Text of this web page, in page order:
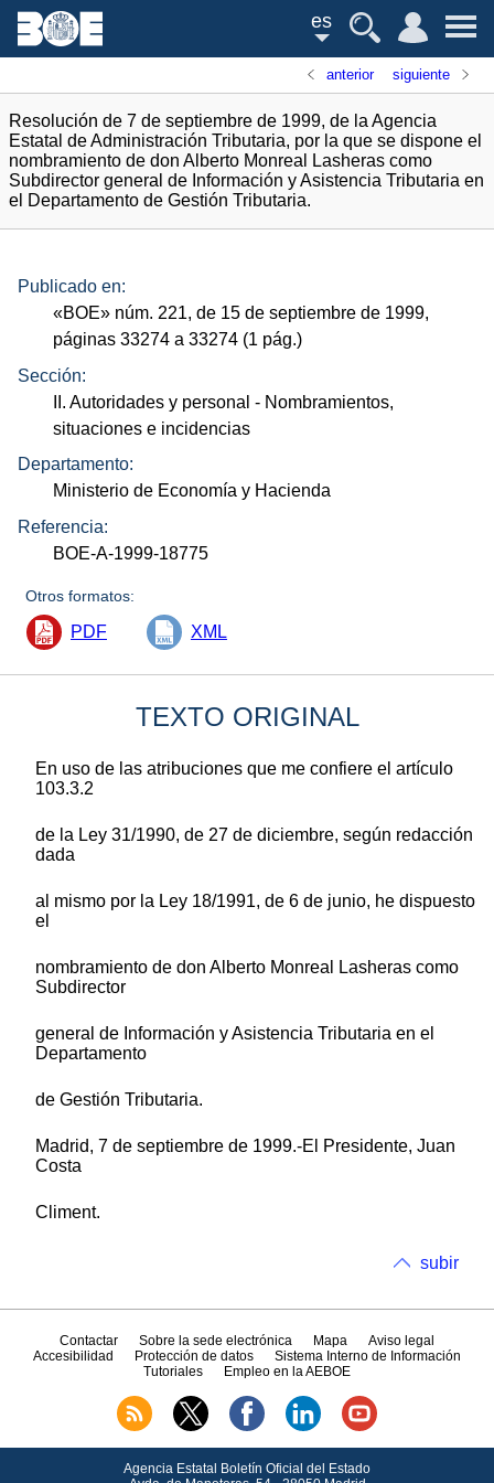
es
anterior siguiente
Resolución de 7 de septiembre de 1999, de la Agencia
Estatal de Administración Tributaria, por la que se dispone el
nombramiento de don Alberto Monreal Lasheras como
Subdirector general de Información y Asistencia Tributaria en
el Departamento de Gestión Tributaria.
Publicado en:
«BOE» núm. 221, de 15 de septiembre de 1999,
páginas 33274 a 33274 (1 pág.)
Sección:
II. Autoridades y personal - Nombramientos,
situaciones e incidencias
Departamento:
Ministerio de Economía y Hacienda
Referencia:
BOE-A-1999-18775
Otros formatos:
PDF XML
TEXTO ORIGINAL
En uso de las atribuciones que me confiere el artículo
103.3.2
de la Ley 31/1990, de 27 de diciembre, según redacción
dada
al mismo por la Ley 18/1991, de 6 de junio, he dispuesto
el
nombramiento de don Alberto Monreal Lasheras como
Subdirector
general de Información y Asistencia Tributaria en el
Departamento
de Gestión Tributaria.
Madrid, 7 de septiembre de 1999.-El Presidente, Juan
Costa
Climent.
subir
Contactar Sobre la sede electrónica Mapa
Aviso legal
Accesibilidad
Protección de datos
Sistema Interno de Información
Tutoriales
Empleo en la AEBOE
Agencia Estatal Boletín Oficial del Estado